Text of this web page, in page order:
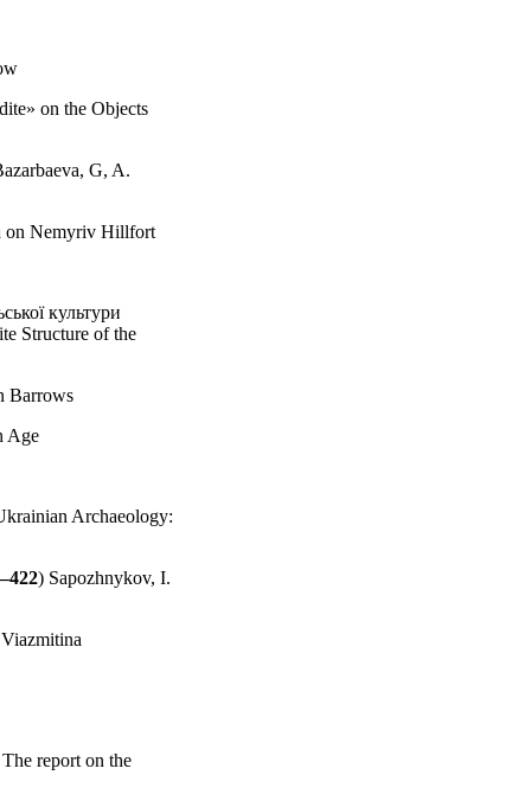
on the Objects
G, A.
on Nemyriv Hillfort
культури
Structure of the
Barrows
Age
Archaeology:
) Sapozhnykov, I.
report on the